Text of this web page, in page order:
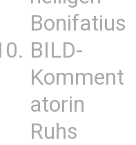
Bonifatius
BILD-
Komment
atorin
Ruhs